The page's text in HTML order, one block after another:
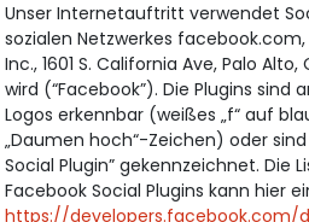
Unser Internetauftritt verwendet
sozialen Netzwerkes
Inc., 1601 S. California Ave, Palo
wird (“Facebook”). Die Plugins sind
Logos erkennbar (weißes „f“ auf
„Daumen hoch“-Zeichen) oder
Social Plugin” gekennzeichnet. Die
Facebook Social Plugins kann hier
https://developers.facebook.com/